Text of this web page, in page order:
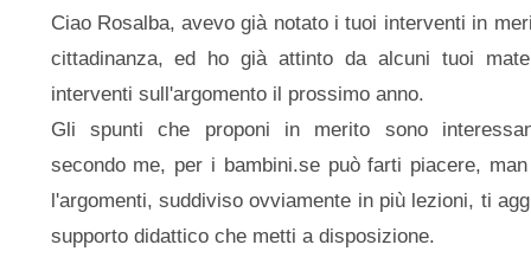
Ciao Rosalba, avevo già notato i tuoi interventi in
cittadinanza, ed ho già attinto da alcuni tuoi
interventi sull'argomento il prossimo anno.
Gli spunti che proponi in merito sono
secondo me, per i bambini.se può farti piacere,
l'argomenti, suddiviso ovviamente in più lezioni, ti
supporto didattico che metti a disposizione.